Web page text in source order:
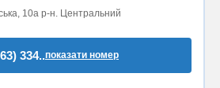
10а р-н. Центральний
334..показати номер